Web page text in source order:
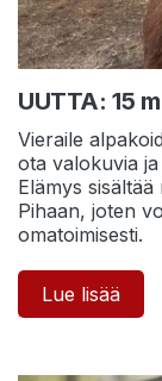
UUTTA: 15
Vieraile
ota valokuvia
Elämys
Pihaan, joten
omatoimisesti.
Lue lisää